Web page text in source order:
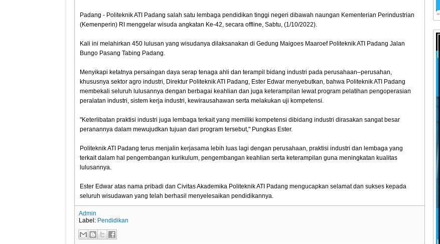
Padang - Politeknik ATI Padang salah satu lembaga pendidikan tinggi negeri dibawah naungan Kementerian Perindustrian
(Kemenperin) RI menggelar wisuda angkatan Ke-42, secara offline, Sabtu, (1/10/2022).
Kali ini melahirkan 450 lulusan yang wisudanya dilaksanakan di Gedung Maigoes Maaroef Politeknik ATI Padang Jalan
Bungo Pasang Tabing Padang.
Menyikapi ketatnya persaingan daya serap tenaga ahli dan terampil bidang industri pada perusahaan–perusahan,
khususnya sektor agro industri, Direktur Politeknik ATI Padang, Ester Edwar menyebutkan, bahwa Politeknik ATI Padang
membekali seluruh lulusannya dengan berbagai keahlian dan juga keterampilan lewat program pelatihan pengoperasian
peralatan industri, sistem kerja industri, kewirausahawan serta melakukan uji kompetensi.
"Keterlibatan praktisi industri juga lembaga terkait yang memiliki kompetensi dibidang industri dirasakan sangat besar
peranannya dalam mewujudkan tujuan dari program tersebut," Pungkas Ester.
Politeknik ATI Padang terus menjalin kerjasama lebih luas lagi dengan perusahaan, praktisi industri dan lembaga yang
terkait dalam hal pengembangan kurikulum, pengembangan keahlian serta keterampilan guna meningkatan kualitas
lulusannya.
Ester Edwar atas nama pribadi dan Civitas Akademika Politeknik ATI Padang mengucapkan selamat dan sukses kepada
seluruh wisudawan yang telah berhasil menyelesaikan pendidikannya.
Admin
Label: Pendidikan